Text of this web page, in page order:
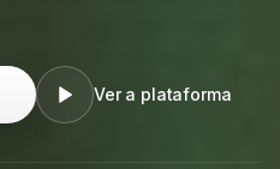
Ver a plataforma